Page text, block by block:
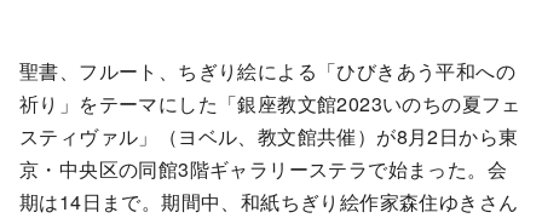
聖書、フルート、ちぎり絵による「ひびきあう平和への
祈り」をテーマにした「銀座教文館2023いのちの夏フェ
スティヴァル」（ヨベル、教文館共催）が8月2日から東
京・中央区の同館3階ギャラリーステラで始まった。会
期は14日まで。期間中、和紙ちぎり絵作家森住ゆきさん